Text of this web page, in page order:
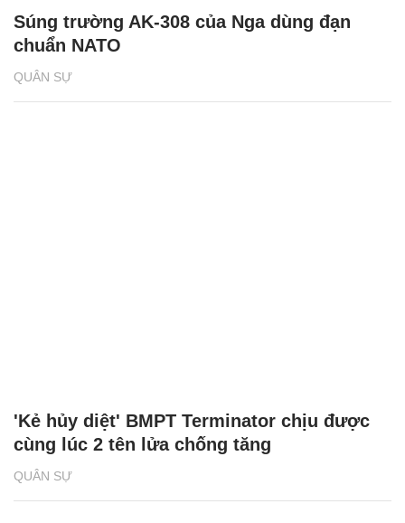
QUÂN SỰ
Súng trường AK-308 của Nga dùng đạn
chuẩn NATO
QUÂN SỰ
'Kẻ hủy diệt' BMPT Terminator chịu được
cùng lúc 2 tên lửa chống tăng